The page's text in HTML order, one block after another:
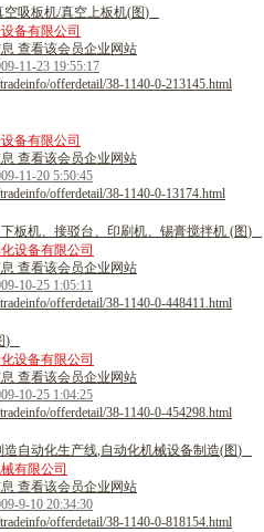
空吸板机/真空上板机(图)
备有限公司
查看该会员企业网站
11-23 19:55:17
offerdetail/38-1140-0-213145.html
备有限公司
查看该会员企业网站
11-20 5:50:45
offerdetail/38-1140-0-13174.html
下板机、 接驳台、 印刷机、 锡膏搅拌机 (图)
设备有限公司
查看该会员企业网站
10-25 1:05:11
offerdetail/38-1140-0-448411.html
)
设备有限公司
查看该会员企业网站
10-25 1:04:25
offerdetail/38-1140-0-454298.html
造自动化生产线,自动化机械设备制 造(图)
有限公司
查看该会员企业网站
9-10 20:34:30
offerdetail/38-1140-0-818154.html